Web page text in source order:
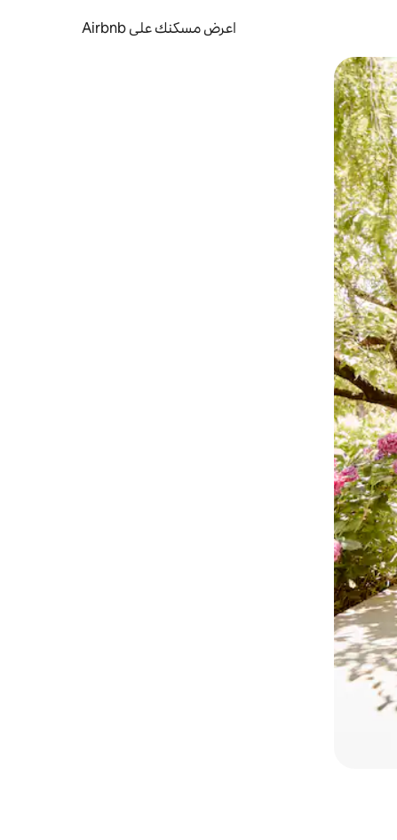
اعرض مسكنك على Airbnb